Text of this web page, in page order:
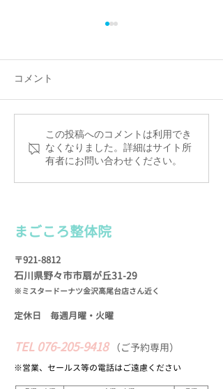
７月２日（土）から数日間、
電話が通じない状況になって
しまいました。 報道もされて
いたとおり、通信障害が起き
ていたようで… お電話くださ
った方には本当にご迷惑をお
かけしました🙇
◆◆◆◆◆◆◆◆◆◆◆◆◆
体院...
コメント
この投稿へのコメントは利用でき
なくなりました。詳細はサイト所
有者にお問い合わせください。
まごころ整体院
〒921-8812
石川県野々市市扇が丘31-29
※ミスタードーナツ金沢高尾台店さん近く
定休日 毎週月曜・火曜
TEL 076-205-9418​ （ご予約専用）
※営業、セールス等の​電話はご遠慮ください